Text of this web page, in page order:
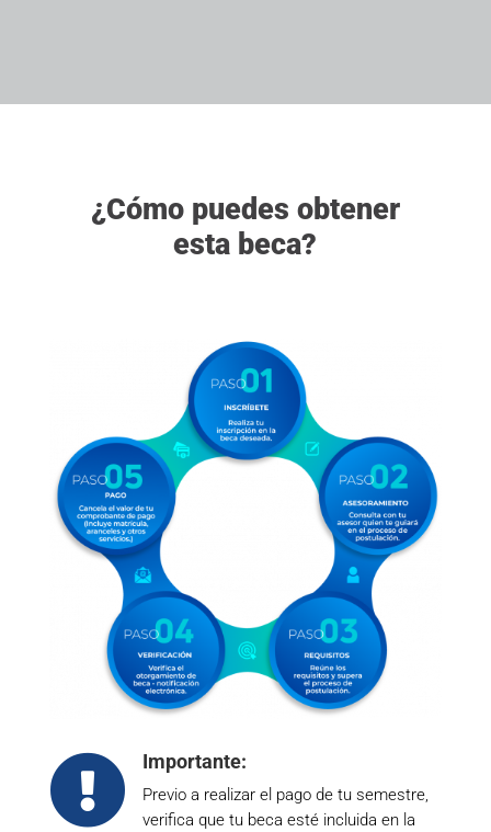
¿Cómo puedes obtener
esta beca?
 Importante:
Previo a realizar el pago de tu semestre,
verifica que tu beca esté incluida en la